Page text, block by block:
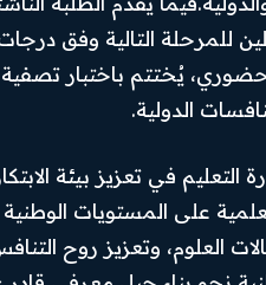
الخصوصية
احكام
الاستخدام
PREMIUM
Instagram
للمرحلة التالية وفق
يُختتم باختبار تصفية
الدولية.
التعليم في تعزيز بيئة
على المستويات الوطنية
وتعزيز روح التنافس